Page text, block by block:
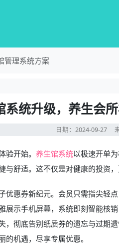
管理系统方案
系统升级，养生会
日期：2024-09-27
验开始。 养生馆系统以极速开单
与舒适。这不仅是对健康的投资
优惠券新纪元。会员只需指尖轻
展示手机屏幕，系统即刻智能核
，彻底告别纸质券的遗忘与过期
机遇，尽享专属优惠。